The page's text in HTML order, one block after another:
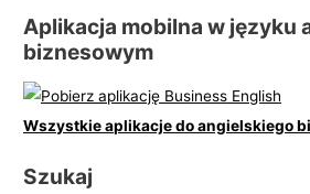
Aplikacja mobilna w języku
biznesowym
Wszystkie aplikacje do angielskiego
Szukaj